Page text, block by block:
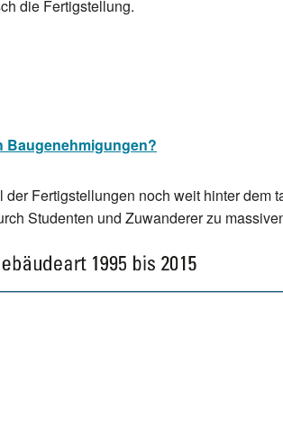
die Fertigstellung.
Baugenehmigungen?
Fertigstellungen noch weit hinter dem
Studenten und Zuwanderer zu